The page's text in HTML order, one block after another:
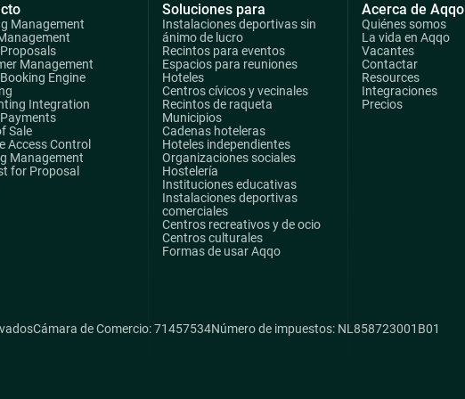
Management
Management
Engine
Integration
Sale
Access Control
Management
for Proposal
Soluciones para
Instalaciones deportivas sin
ánimo de lucro
Recintos para eventos
Espacios para reuniones
Hoteles
Centros cívicos y vecinales
Recintos de raqueta
Municipios
Cadenas hoteleras
Hoteles independientes
Organizaciones sociales
Hostelería
Instituciones educativas
Instalaciones deportivas
comerciales
Centros recreativos y de ocio
Centros culturales
Formas de usar Aqqo
Acerca de Aqqo
Quiénes somos
La vida en Aqqo
Vacantes
Contactar
Resources
Integraciones
Precios
Cámara de Comercio: 71457534Número de impuestos: NL858723001B01